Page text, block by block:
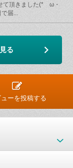
て頂きました(*ゝω・
届...
る
ューを投稿する